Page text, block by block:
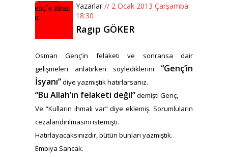
Yazarlar // 2 Ocak 2013 Çarşamba
18:30
Ragıp GÖKER
Osman Genç’in felaketi ve sonransa dair
gelişmeleri anlatırken söylediklerini “Genç’in
İsyanı”diye yazmıştık hatırlarsanız.
“Bu Allah’ın felaketi değil”demişti Genç,
Ve “Kulların ihmali var” diye eklemiş. Sorumluların
cezalandırılmasını istemişti.
Hatırlayacaksınızdır, bütün bunları yazmıştık.
Embiya Sancak.